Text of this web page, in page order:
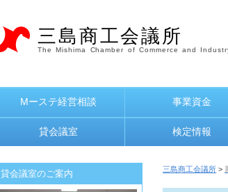
三島商工会議所
The Mishima Chamber of Commerce and
Mーステ経営相談 事業資金
貸会議室 検定情報
三島商工会議所 >
貸会議室のご案内